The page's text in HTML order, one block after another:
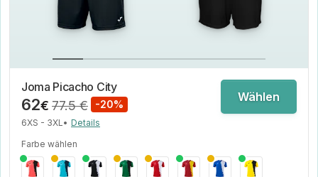
Joma Picacho City
62€ 77.5 € -20%
6XS - 3XL• Details
Wählen
Farbe wählen